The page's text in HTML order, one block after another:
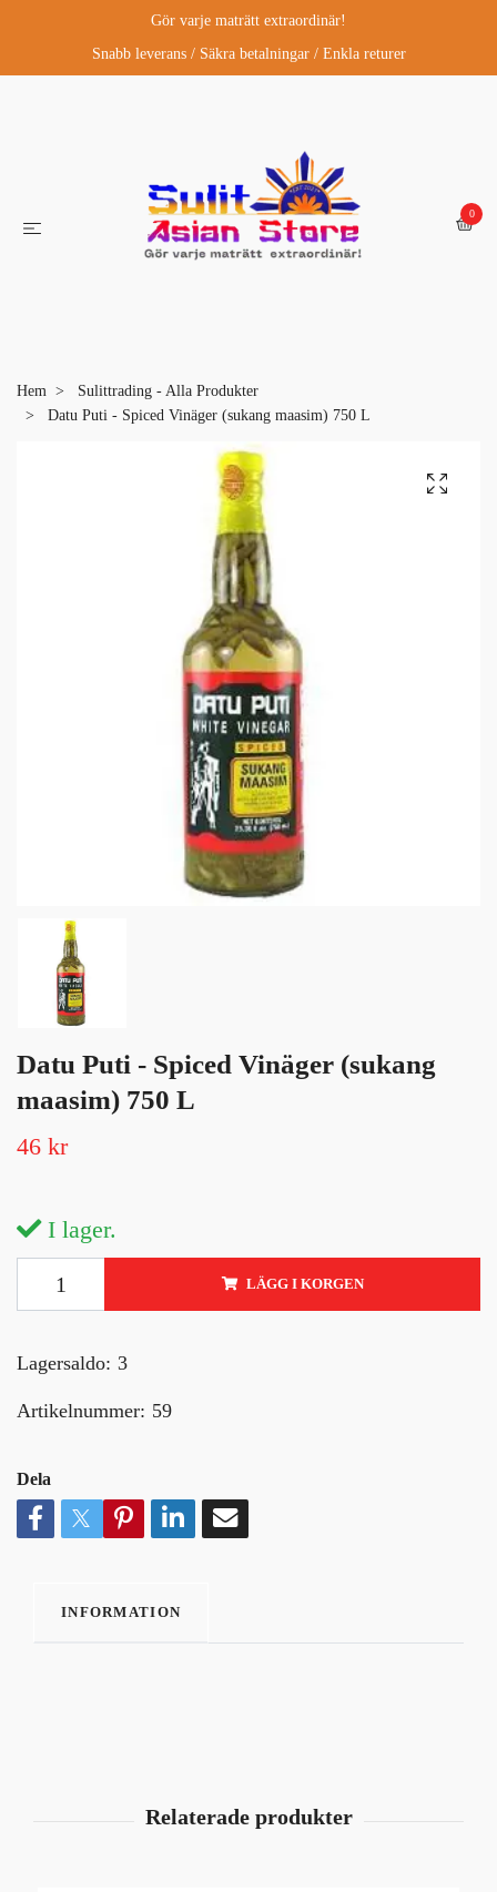
Gör varje maträtt extraordinär!
Snabb leverans / Säkra betalningar / Enkla returer
0
Hem
Sulittrading - Alla Produkter
Datu Puti - Spiced Vinäger (sukang maasim) 750 L
Datu Puti - Spiced Vinäger (sukang
maasim) 750 L
46 kr
I lager.
LÄGG I KORGEN
Lagersaldo: 3
Artikelnummer: 59
Dela
INFORMATION